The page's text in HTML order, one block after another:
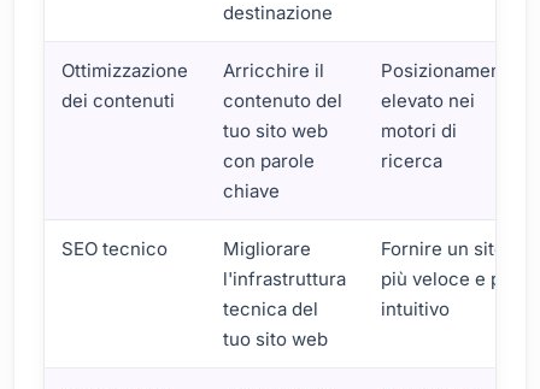
destinazione
Ottimizzazione
dei contenuti
Arricchire il
contenuto del
tuo sito web
con parole
chiave
Posizionamento
elevato nei
motori di
ricerca
SEO tecnico
Migliorare
l'infrastruttura
tecnica del
tuo sito web
Fornire un sito
più veloce e più
intuitivo